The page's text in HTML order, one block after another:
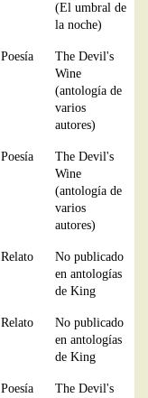
(El umbral de
la noche)
Poesía
The Devil's
Wine
(antología de
varios
autores)
Poesía
The Devil's
Wine
(antología de
varios
autores)
Relato
No publicado
en antologías
de King
Relato
No publicado
en antologías
de King
Poesía
The Devil's